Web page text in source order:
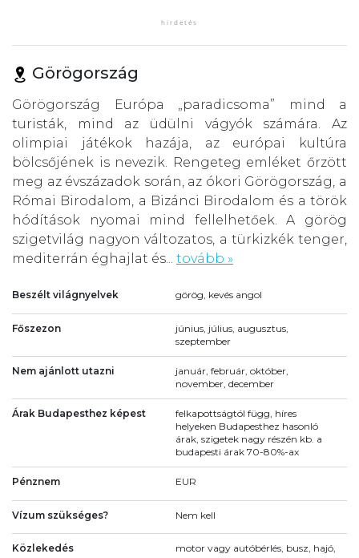
Görögország
Görögország Európa „paradicsoma” mind a
turisták, mind az üdülni vágyók számára. Az
olimpiai játékok hazája, az európai kultúra
bölcsőjének is nevezik. Rengeteg emléket őrzött
meg az évszázadok során, az ókori Görögország, a
Római Birodalom, a Bizánci Birodalom és a török
hódítások nyomai mind fellelhetőek. A görög
szigetvilág nagyon változatos, a türkizkék tenger,
mediterrán éghajlat és... tovább »
Beszélt világnyelvek görög, kevés angol
Főszezon
június, július, augusztus,
szeptember
Nem ajánlott utazni
január, február, október,
november, december
Árak Budapesthez képest
felkapottságtól függ, híres
helyeken Budapesthez hasonló
árak, szigetek nagy részén kb. a
budapesti árak 70-80%-ax
Pénznem EUR
Vízum szükséges? Nem kell
Közlekedés
motor vagy autóbérlés, busz, hajó,